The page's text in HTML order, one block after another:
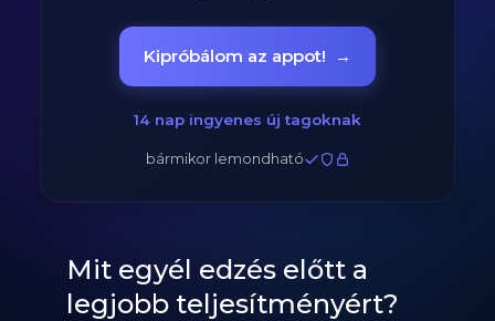
Kipróbálom az appot! →
14 nap ingyenes új tagoknak
bármikor lemondható
Mit egyél edzés előtt a
legjobb teljesítményért?